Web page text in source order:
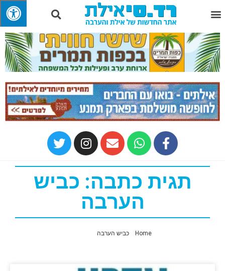
תגית כתבה: כביש
הערבה
Home כביש הערבה